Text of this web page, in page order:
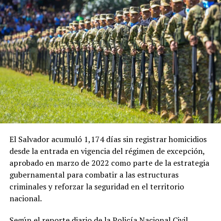
ADVERTISEMENT
En esa ocasión, la ministra de Economía de El Salvador,
María Luisa Hayem, representó al Gobierno salvadoreño
y sostuvo una reunión con Restrepo, en la que se
establecieron algunos acuerdos iniciales que ahora
Ulloa también destacó el papel que tendrá el embajador
de El Salvador en Colombia, Guillermo Rubio, en el
impulso de la nueva etapa de cooperación entre ambos
países.
El Salvador acumuló 1,174 días sin registrar homicidios
desde la entrada en vigencia del régimen de excepción,
aprobado en marzo de 2022 como parte de la estrategia
gubernamental para combatir a las estructuras
criminales y reforzar la seguridad en el territorio
nacional.